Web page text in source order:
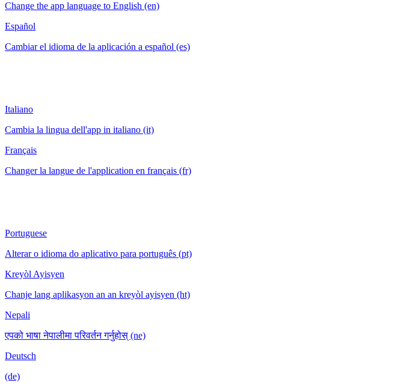
Change the app language to English (en)
Español
Cambiar el idioma de la aplicación a español (es)
Italiano
Cambia la lingua dell'app in italiano (it)
Français
Changer la langue de l'application en français (fr)
Portuguese
Alterar o idioma do aplicativo para português (pt)
Kreyòl Ayisyen
Chanje lang aplikasyon an an kreyòl ayisyen (ht)
Nepali
एपको भाषा नेपालीमा परिवर्तन गर्नुहोस् (ne)
Deutsch
(de)